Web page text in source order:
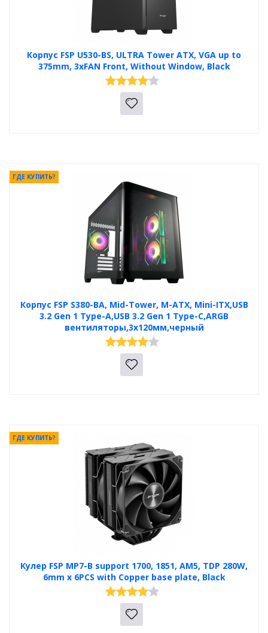
Корпус FSP U530-BS, ULTRA Tower ATX, VGA up to
375mm, 3xFAN Front, Without Window, Black
Корпус FSP S380-BA, Mid-Tower, M-ATX, Mini-ITX,USB
3.2 Gen 1 Type-A,USB 3.2 Gen 1 Type-C,ARGB
вентиляторы,3x120мм,черный
ГДЕ КУПИТЬ?
Кулер FSP MP7-B support 1700, 1851, AM5, TDP 280W,
6mm x 6PCS with Copper base plate, Black
ГДЕ КУПИТЬ?